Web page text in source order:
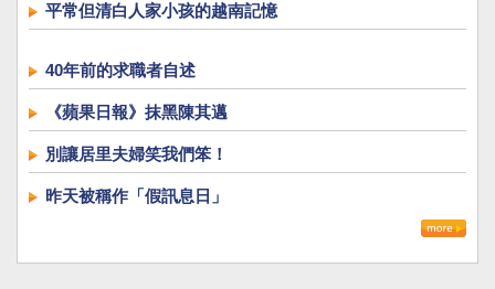
平常但清白人家小孩的越南記憶
40年前的求職者自述
《蘋果日報》抹黑陳其邁
別讓居里夫婦笑我們笨！
昨天被稱作「假訊息日」